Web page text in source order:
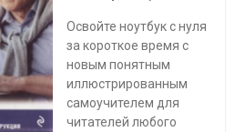
Освойте ноутбук с нуля
за короткое время с
новым понятным
иллюстрированным
самоучителем для
читателей любого